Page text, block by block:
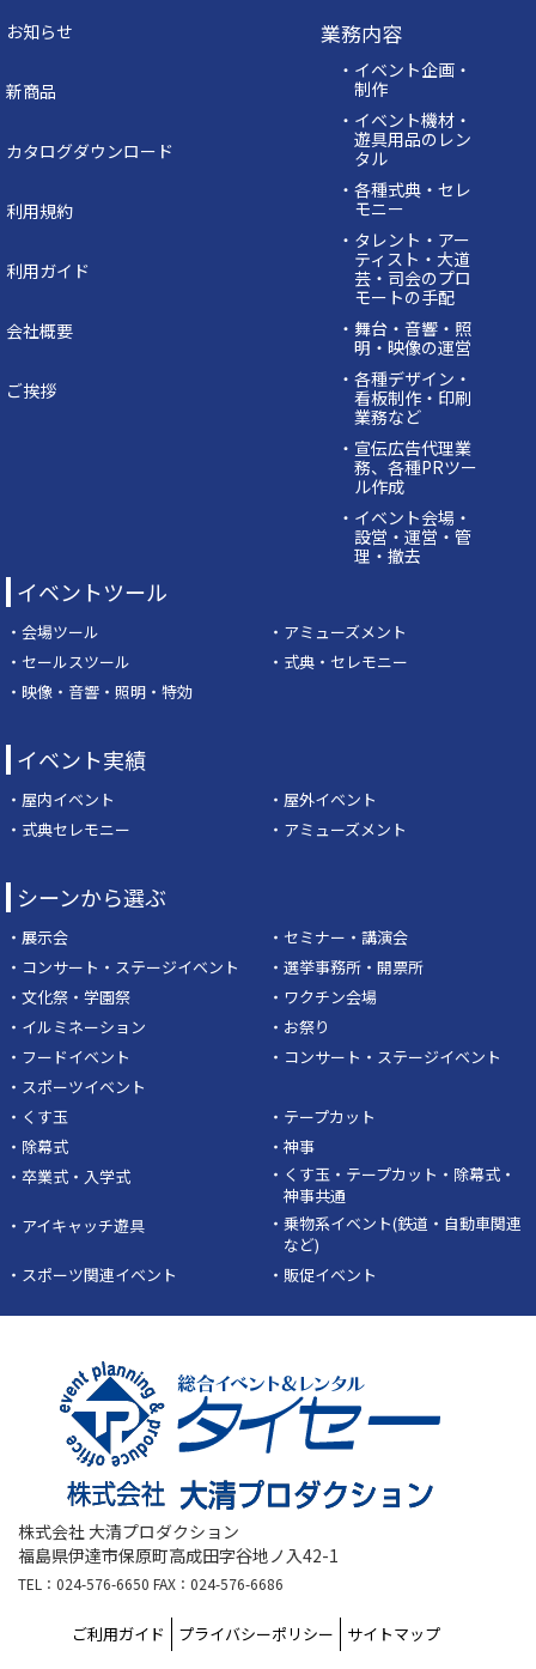
お知らせ
新商品
カタログダウンロード
利用規約
利用ガイド
会社概要
ご挨拶
業務内容
・イベント企画・
制作
・イベント機材・
遊具用品のレン
タル
・各種式典・セレ
モニー
・タレント・アー
ティスト・大道
芸・司会のプロ
モートの手配
・舞台・音響・照
明・映像の運営
・各種デザイン・
看板制作・印刷
業務など
・宣伝広告代理業
務、各種PRツー
ル作成
・イベント会場・
設営・運営・管
理・撤去
イベントツール
・会場ツール
・アミューズメント
・セールスツール
・式典・セレモニー
・映像・音響・照明・特効
イベント実績
・屋内イベント
・屋外イベント
・式典セレモニー
・アミューズメント
シーンから選ぶ
・展示会
・セミナー・講演会
・コンサート・ステージイベント
・選挙事務所・開票所
・文化祭・学園祭
・ワクチン会場
・イルミネーション
・お祭り
・フードイベント
・コンサート・ステージイベント
・スポーツイベント
・くす玉
・テープカット
・除幕式
・神事
・卒業式・入学式
・くす玉・テープカット・除幕式・
神事共通
・アイキャッチ遊具
・乗物系イベント(鉄道・自動車関連
など)
・スポーツ関連イベント
・販促イベント
株式会社 大清プロダクション
福島県伊達市保原町高成田字谷地ノ入42-1
TEL：024-576-6650 FAX：024-576-6686
ご利用ガイド プライバシーポリシー サイトマップ